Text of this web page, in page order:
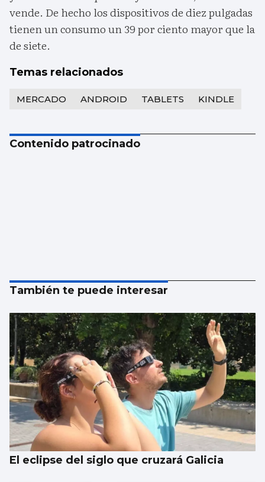
vende. De hecho los dispositivos de diez pulgadas
tienen un consumo un 39 por ciento mayor que la
de siete.
Temas relacionados
MERCADO ANDROID TABLETS KINDLE
Contenido patrocinado
También te puede interesar
El eclipse del siglo que cruzará Galicia